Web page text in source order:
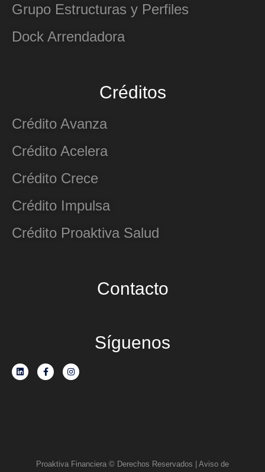
Grupo Estructuras y Perfiles
Dock Arrendadora
Créditos
Crédito Avanza
Crédito Acelera
Crédito Crece
Crédito Impulsa
Crédito Proaktiva Salud
Contacto
Síguenos
Proaktiva Financiera © Derechos Reservados | Aviso de